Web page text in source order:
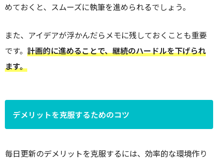
めておくと、スムーズに執筆を進められるでしょう。
また、アイデアが浮かんだらメモに残しておくことも重要
です。 計画的に進めることで、継続のハードルを下げられ
ます。
デメリットを克服するためのコツ
毎日更新のデメリットを克服するには、効率的な環境作り